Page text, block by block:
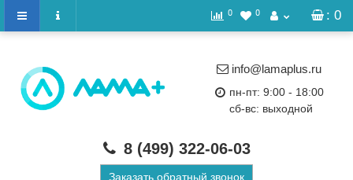
: 0
0 0
info@lamaplus.ru
пн-пт: 9:00 - 18:00
сб-вс: выходной
8 (499) 322-06-03
Заказать обратный звонок